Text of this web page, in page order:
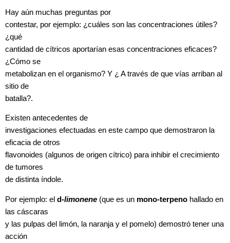
Hay aún muchas preguntas por
contestar, por ejemplo: ¿cuáles son las concentraciones útiles?
¿qué
cantidad de cítricos aportarían esas concentraciones eficaces?
¿Cómo se
metabolizan en el organismo? Y ¿ A través de que vías arriban al
sitio de
batalla?.
Existen antecedentes de
investigaciones efectuadas en este campo que demostraron la
eficacia de otros
flavonoides (algunos de origen cítrico) para inhibir el crecimiento
de tumores
de distinta índole.
Por ejemplo: el d-limonene (que es un mono-terpeno hallado en
las cáscaras
y las pulpas del limón, la naranja y el pomelo) demostró tener una
acción